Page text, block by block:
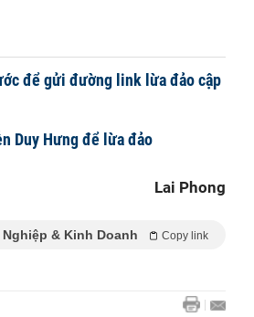
để gửi đường link lừa đảo cập
Duy Hưng để lừa đảo
Lai Phong
Nghiệp & Kinh Doanh Copy link